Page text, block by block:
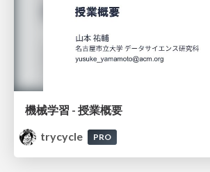
機械学習 - 授業概要
trycycle
PRO